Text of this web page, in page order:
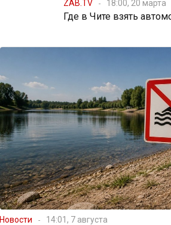
ZAB.TV 18:00, 20 марта
Где в Чите взять
Новости 14:01, 7 августа